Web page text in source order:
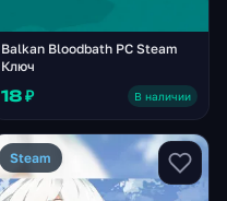
Balkan Bloodbath PC Steam
Ключ
18 ₽ В наличии
Steam